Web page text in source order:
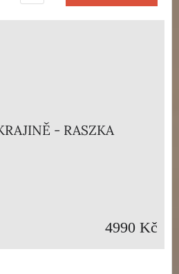
- RASZKA
4990 Kč